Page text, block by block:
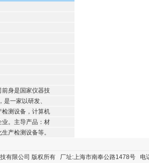
身是国家仪器技
一家以研发、
测设备，计算机
。主导产品：材
产检测设备等。
有限公司 版权所有 厂址:上海市南奉公路1478号